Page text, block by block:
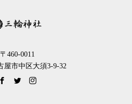
〒460-0011
屋市中区大須3-9-32